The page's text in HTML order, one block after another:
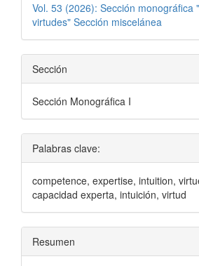
Vol. 53 (2026): Sección monográfica
virtudes" Sección miscelánea
Sección
Sección Monográfica I
Palabras clave:
competence, expertise, intuition,
capacidad experta, intuición, virtud
Resumen